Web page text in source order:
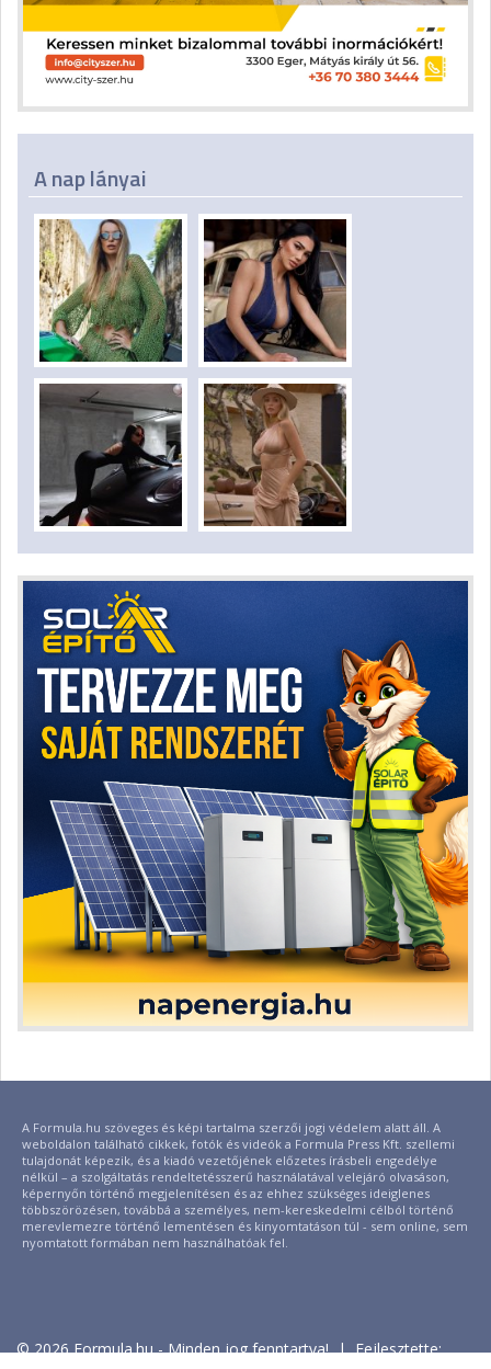
A nap lányai
A Formula.hu szöveges és képi tartalma szerzői jogi védelem alatt áll. A
weboldalon található cikkek, fotók és videók a Formula Press Kft. szellemi
tulajdonát képezik, és a kiadó vezetőjének előzetes írásbeli engedélye
nélkül – a szolgáltatás rendeltetésszerű használatával velejáró olvasáson,
képernyőn történő megjelenítésen és az ehhez szükséges ideiglenes
többszörözésen, továbbá a személyes, nem-kereskedelmi célból történő
merevlemezre történő lementésen és kinyomtatáson túl - sem online, sem
nyomtatott formában nem használhatóak fel.
© 2026 Formula.hu - Minden jog fenntartva! | Fejlesztette: